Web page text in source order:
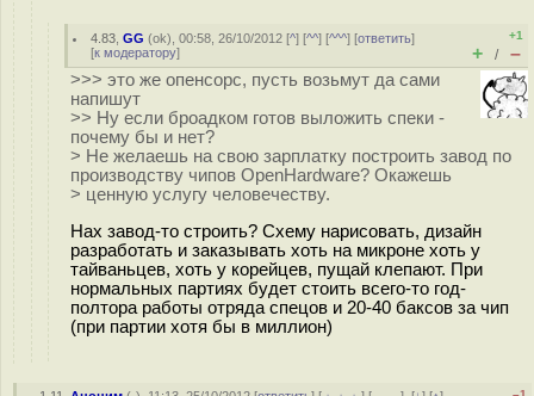
4.83 ,GG (ok), 00:58, 26/10/2012 [^] [^^] [^^^] [ответить]
[к модератору]
+1
+ / –
>>> это же опенсорс, пусть возьмут да сами
напишут
>> Ну если броадком готов выложить спеки -
почему бы и нет?
> Не желаешь на свою зарплатку построить завод по
производству чипов OpenHardware? Окажешь
> ценную услугу человечеству.
Нах завод-то строить? Схему нарисовать, дизайн
разработать и заказывать хоть на микроне хоть у
тайваньцев, хоть у корейцев, пущай клепают. При
нормальных партиях будет стоить всего-то год-
полтора работы отряда спецов и 20-40 баксов за чип
(при партии хотя бы в миллион)